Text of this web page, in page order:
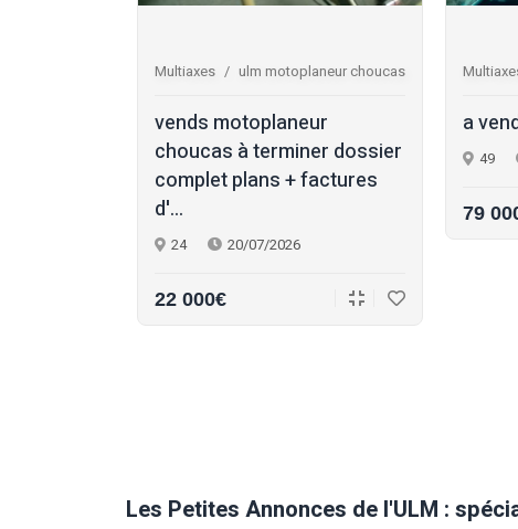
Multiaxes ulm motoplaneur choucas
vends motoplaneur
choucas à terminer dossier
complet plans + factures
d'...
24 20/07/2026
22 000€
a
49
79
Les Petites Annonces de l'ULM :